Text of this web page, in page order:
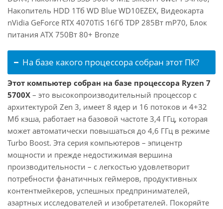
Накопитель HDD 1Тб WD Blue WD10EZEX, Видеокарта
nVidia GeForce RTX 4070TiS 16Гб TDP 285Вт mP70, Блок
питания ATX 750Вт 80+ Bronze
На базе какого процессора собран этот ПК?
Этот компьютер собран на базе процессора Ryzen 7
5700X – это высокопроизводительный процессор с
архитектурой Zen 3, имеет 8 ядер и 16 потоков и 4+32
Мб кэша, работает на базовой частоте 3,4 ГГц, которая
может автоматически повышаться до 4,6 ГГц в режиме
Turbo Boost. Эта серия компьютеров – эпицентр
мощности и прежде недостижимая вершина
производительности – с легкостью удовлетворит
потребности фанатичных геймеров, продуктивных
контентмейкеров, успешных предпринимателей,
азартных исследователей и изобретателей. Покоряйте